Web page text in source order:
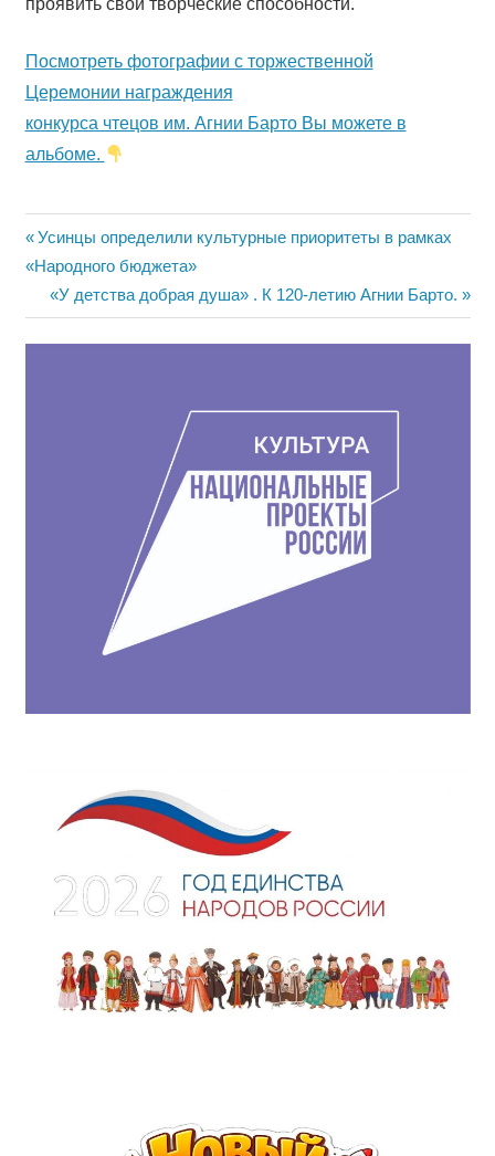
проявить свои творческие способности.
Посмотреть фотографии с торжественной
Церемонии награждения
конкурса чтецов им. Агнии Барто Вы можете в
альбоме.
Навигация
по
записям
Предыдущая
запись:
Усинцы определили культурные приоритеты в рамках
«Народного бюджета»
Следующая
запись:
«У детства добрая душа» . К 120-летию Агнии Барто.